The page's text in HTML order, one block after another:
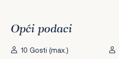
Opći podaci
10 Gosti (max.)